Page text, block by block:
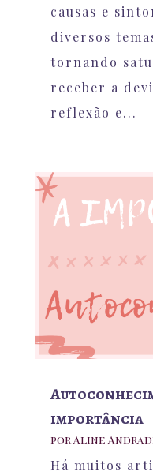
causas e
diversos
tornando
receber a
reflexão e...
importância
porAline
Há muitos